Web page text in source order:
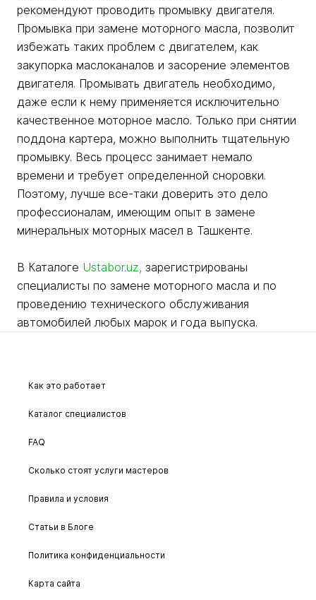
рекомендуют проводить промывку двигателя.
Промывка при замене моторного масла, позволит
избежать таких проблем с двигателем, как
закупорка маслоканалов и засорение элементов
двигателя. Промывать двигатель необходимо,
даже если к нему применяется исключительно
качественное моторное масло. Только при снятии
поддона картера, можно выполнить тщательную
промывку. Весь процесс занимает немало
времени и требует определенной сноровки.
Поэтому, лучше все-таки доверить это дело
профессионалам, имеющим опыт в замене
минеральных моторных масел в Ташкенте.
В Каталоге Ustabor.uz, зарегистрированы
специалисты по замене моторного масла и по
проведению технического обслуживания
автомобилей любых марок и года выпуска.
Как это работает
Каталог специалистов
FAQ
Сколько стоят услуги мастеров
Правила и условия
Статьи в Блоге
Политика конфиденциальности
Карта сайта